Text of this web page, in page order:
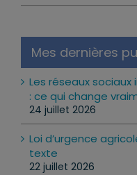
Mes dernières
Les réseaux
: ce qui change
24 juillet 2026
Loi d’urgence
texte
22 juillet 2026